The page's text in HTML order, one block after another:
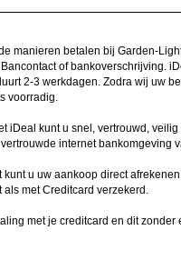
manieren betalen bij Garden-
of bankoverschrijving.
2-3 werkdagen. Zodra wij uw
voorradig.
iDeal kunt u snel, vertrouwd,
internet bankomgeving
kunt u uw aankoop direct
als met Creditcard verzekerd.
met je creditcard en dit zonder